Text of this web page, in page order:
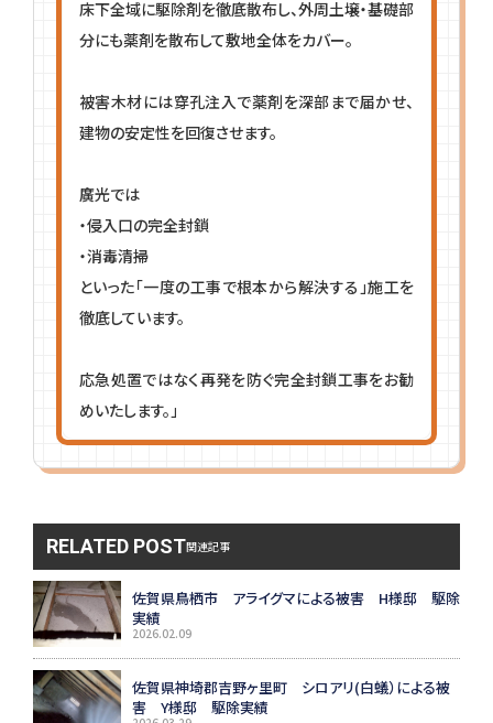
床下全域に駆除剤を徹底散布し、外周土壌・基礎部
分にも薬剤を散布して敷地全体をカバー。
被害木材には穿孔注入で薬剤を深部まで届かせ、
建物の安定性を回復させます。
廣光では
・侵入口の完全封鎖
・消毒清掃
といった「一度の工事で根本から解決する」施工を
徹底しています。
応急処置ではなく再発を防ぐ完全封鎖工事をお勧
めいたします。」
RELATED POST関連記事
佐賀県鳥栖市 アライグマによる被害 H様邸 駆除
実績
2026.02.09
佐賀県神埼郡吉野ヶ里町 シロアリ(白蟻）による被
害 Y様邸 駆除実績